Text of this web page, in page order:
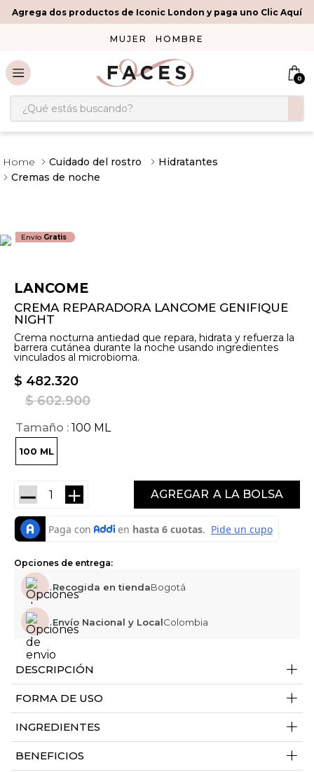
Agrega dos productos de Iconic London y paga uno Clic Aquí
MUJER HOMBRE
0
¿Qué estás buscando?
Cuidado del rostro
Hidratantes
Cremas de noche
Envío Gratis
LANCOME
CREMA REPARADORA LANCOME GENIFIQUE
NIGHT
Crema nocturna antiedad que repara, hidrata y refuerza la
barrera cutánea durante la noche usando ingredientes
vinculados al microbioma.
$ 482.320
$ 602.900
Tamaño 100 ML
100 ML
＋
－ AGREGAR
Opciones de entrega:
Recogida en tiendaBogotá
Envío Nacional y LocalColombia
DESCRIPCIÓN +
FORMA DE USO +
INGREDIENTES +
BENEFICIOS +